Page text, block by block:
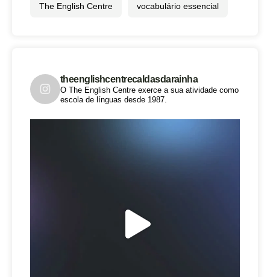
The English Centre vocabulário essencial
theenglishcentrecaldasdarainha
O The English Centre exerce a sua atividade como
escola de línguas desde 1987.